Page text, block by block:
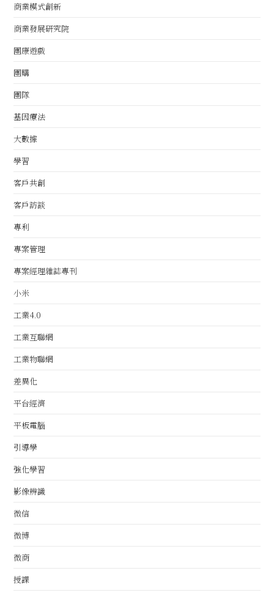
商業模式創新
商業發展研究院
團康遊戲
團購
團隊
基因療法
大數據
學習
客戶共創
客戶訪談
專利
專案管理
專案經理雜誌專刊
小米
工業4.0
工業互聯網
工業物聯網
差異化
平台經濟
平板電腦
引導學
強化學習
影像辨識
微信
微博
微商
授課